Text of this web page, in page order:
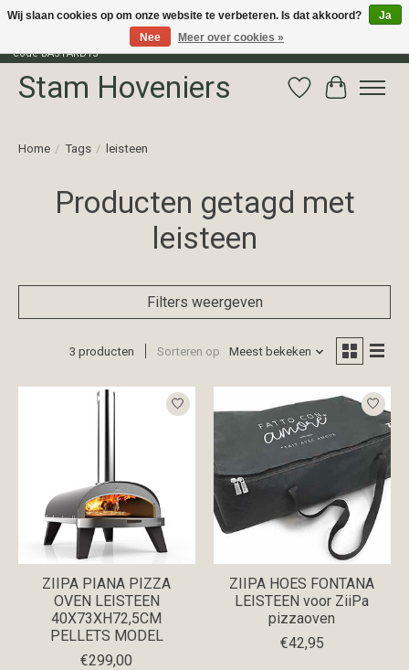
Profiteer van 15% korting op het gehele assortiment van The Bastard met
code BASTARD15
Stam Hoveniers Verlanglijst
Home / Tags / leisteen
Producten getagd met
leisteen
Filters weergeven
3 producten Sorteren op Meest bekeken
ZIIPA PIANA PIZZA
OVEN LEISTEEN
40X73XH72,5CM
PELLETS MODEL
€299,00
ZIIPA HOES FONTANA
LEISTEEN voor ZiiPa
pizzaoven
€42,95
Wij slaan cookies op om onze website te verbeteren. Is dat akkoord?
Ja
Nee
Meer over cookies »